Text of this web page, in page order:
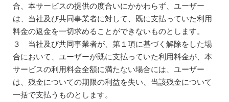
合、本サービスの提供の度合いにかかわらず、ユーザー
は、当社及び共同事業者に対して、既に支払っていた利用
料金の返金を一切求めることができないものとします。
３ 当社及び共同事業者が、第１項に基づく解除をした場
合において、ユーザーが既に支払っていた利用料金が、本
サービスの利用料金全額に満たない場合には、ユーザー
は、残金についての期限の利益を失い、当該残金について
一括で支払うものとします。